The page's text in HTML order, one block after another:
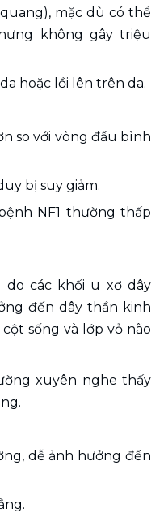
mặc dù có thể
không gây triệu
hoặc lồi lên trên da.
so với vòng đầu bình
bị suy giảm.
NF1 thường thấp
do các khối u xơ dây
đến dây thần kinh
sống và lớp vỏ não
xuyên nghe thấy
dễ ảnh hưởng đến